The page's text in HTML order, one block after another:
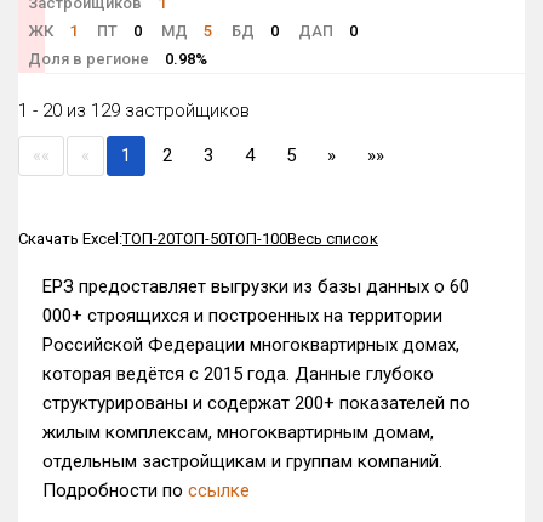
ЖК
1 ПТ 0 МД 5 БД 0 ДАП
0
Доля в регионе
0.98%
1 - 20 из 129 застройщиков
«« « 1 2 3 4 5 » »»
Скачать Excel:ТОП-20ТОП-50ТОП-100Весь список
ЕРЗ предоставляет выгрузки из базы данных о 60
000+ строящихся и построенных на территории
Российской Федерации многоквартирных домах,
которая ведётся с 2015 года. Данные глубоко
структурированы и содержат 200+ показателей по
жилым комплексам, многоквартирным домам,
отдельным застройщикам и группам компаний.
Подробности по ссылке